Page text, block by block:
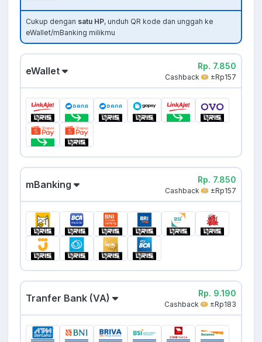
Cukup dengan satu HP, unduh QR kode dan unggah ke
eWallet/mBanking milikmu
eWallet Rp. 7.850
Cashback ±Rp157
mBanking Rp. 7.850
Cashback ±Rp157
Tranfer Bank (VA) Rp. 9.190
Cashback ±Rp183